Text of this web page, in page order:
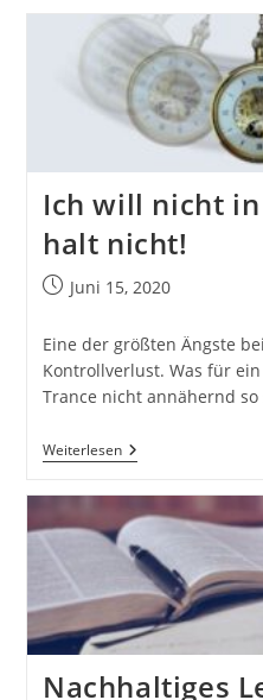
Emotional
Zu
Deinem
Lernstoff?
Ich will nicht in
halt nicht!
BeitragJuni 15, 2020
Eine der größten Ängste
Kontrollverlust. Was für
Trance nicht annähernd so
WeiterlesenIch
Will
Trance
–
Dann
Halt
Nicht!
Nachhaltiges